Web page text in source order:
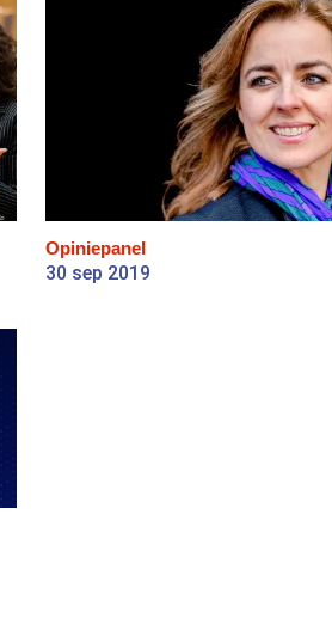
Opiniepanel
30 sep 2019